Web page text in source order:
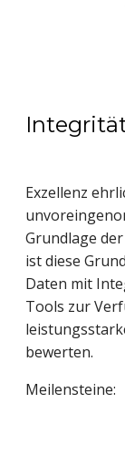
Exzellenz
Grundlage
ist diese
Daten mit
Tools zur
bewerten.
Meilensteine: